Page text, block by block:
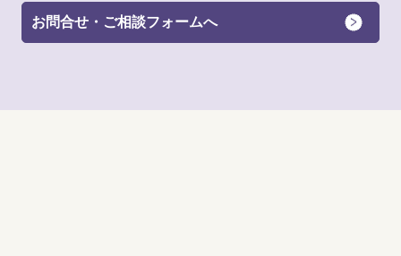
お問合せ・ご相談フォームへ